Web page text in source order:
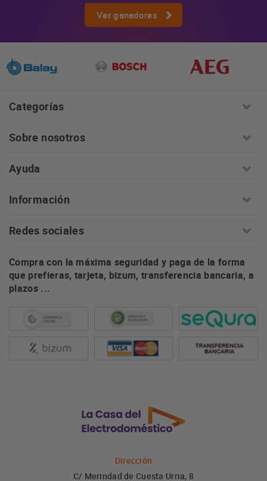
Ver ganadores
Categorías
Sobre nosotros
Ayuda
Información
Redes sociales
Compra con la máxima seguridad y paga de la forma
que prefieras, tarjeta, bizum, transferencia bancaria, a
plazos ...
Dirección
C/ Merindad de Cuesta Urria, 8